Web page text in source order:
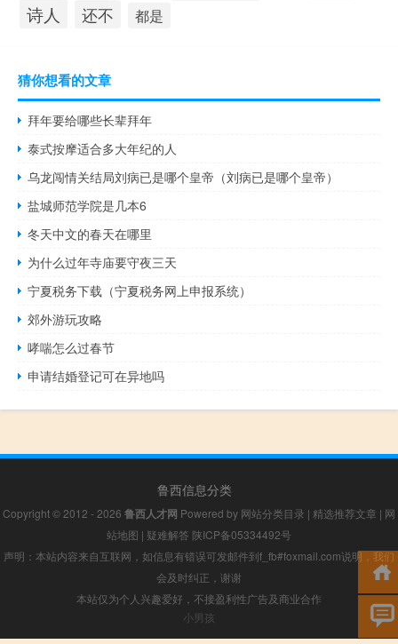
诗人 还不 都是
猜你想看的文章
拜年要给哪些长辈拜年
泰式按摩适合多大年纪的人
乌龙闯情关结局刘病已是哪个皇帝（刘病已是哪个皇帝）
盐城师范学院是几本6
冬天中文的春天在哪里
为什么过年寺庙要守夜三天
宁夏税务下载（宁夏税务网上申报系统）
郊外游玩攻略
哮喘怎么过春节
申请结婚登记可在异地吗
鲁西信息分类
Copyright © 2012 - 2026 鲁西人才网 Powered by 网站分类目录 | 精选推荐文章 | 网
站地图 | 疑难解答 陕ICP备05334492号
声明：本站内容来自互联网，如信息有错误可发邮件到f_fb#foxmail.com说明，我们
会及时纠正，谢谢
本站仅为个人兴趣爱好，不接盈利性广告及商业合作
小男孩